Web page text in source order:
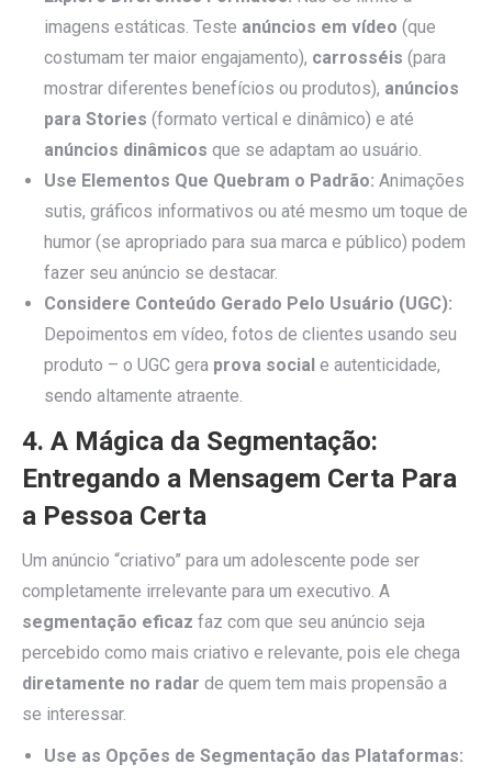
imagens estáticas. Teste anúncios em vídeo (que
costumam ter maior engajamento), carrosséis (para
mostrar diferentes benefícios ou produtos), anúncios
para Stories (formato vertical e dinâmico) e até
anúncios dinâmicos que se adaptam ao usuário.
Use Elementos Que Quebram o Padrão: Animações
sutis, gráficos informativos ou até mesmo um toque de
humor (se apropriado para sua marca e público) podem
fazer seu anúncio se destacar.
Considere Conteúdo Gerado Pelo Usuário (UGC):
Depoimentos em vídeo, fotos de clientes usando seu
produto – o UGC gera prova social e autenticidade,
sendo altamente atraente.
4. A Mágica da Segmentação:
Entregando a Mensagem Certa Para
a Pessoa Certa
Um anúncio “criativo” para um adolescente pode ser
completamente irrelevante para um executivo. A
segmentação eficaz faz com que seu anúncio seja
percebido como mais criativo e relevante, pois ele chega
diretamente no radar de quem tem mais propensão a
se interessar.
Use as Opções de Segmentação das Plataformas: